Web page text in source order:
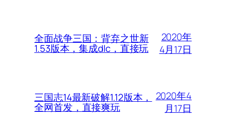
全面战争三国：背弃之世新
1.53版本，集成dlc，直接玩
2020年
4月17日
三国志14最新破解1.12版本，
全网首发，直接爽玩
2020年4
月17日